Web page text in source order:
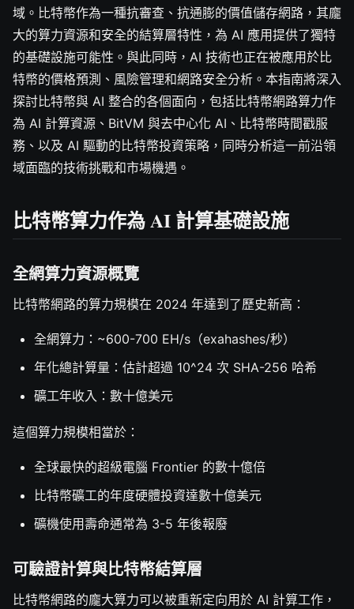
域。比特幣作為一種抗審查、抗通膨的價值儲存網路，其龐
大的算力資源和安全的結算層特性，為 AI 應用提供了獨特
的基礎設施可能性。與此同時，AI 技術也正在被應用於比
特幣的價格預測、風險管理和網路安全分析。本指南將深入
探討比特幣與 AI 整合的各個面向，包括比特幣網路算力作
為 AI 計算資源、BitVM 與去中心化 AI、比特幣時間戳服
務、以及 AI 驅動的比特幣投資策略，同時分析這一前沿領
域面臨的技術挑戰和市場機遇。
比特幣算力作為 AI 計算基礎設施
全網算力資源概覽
比特幣網路的算力規模在 2024 年達到了歷史新高：
全網算力：~600-700 EH/s（exahashes/秒）
年化總計算量：估計超過 10^24 次 SHA-256 哈希
礦工年收入：數十億美元
這個算力規模相當於：
全球最快的超級電腦 Frontier 的數十億倍
比特幣礦工的年度硬體投資達數十億美元
礦機使用壽命通常為 3-5 年後報廢
可驗證計算與比特幣結算層
比特幣網路的龐大算力可以被重新定向用於 AI 計算工作，